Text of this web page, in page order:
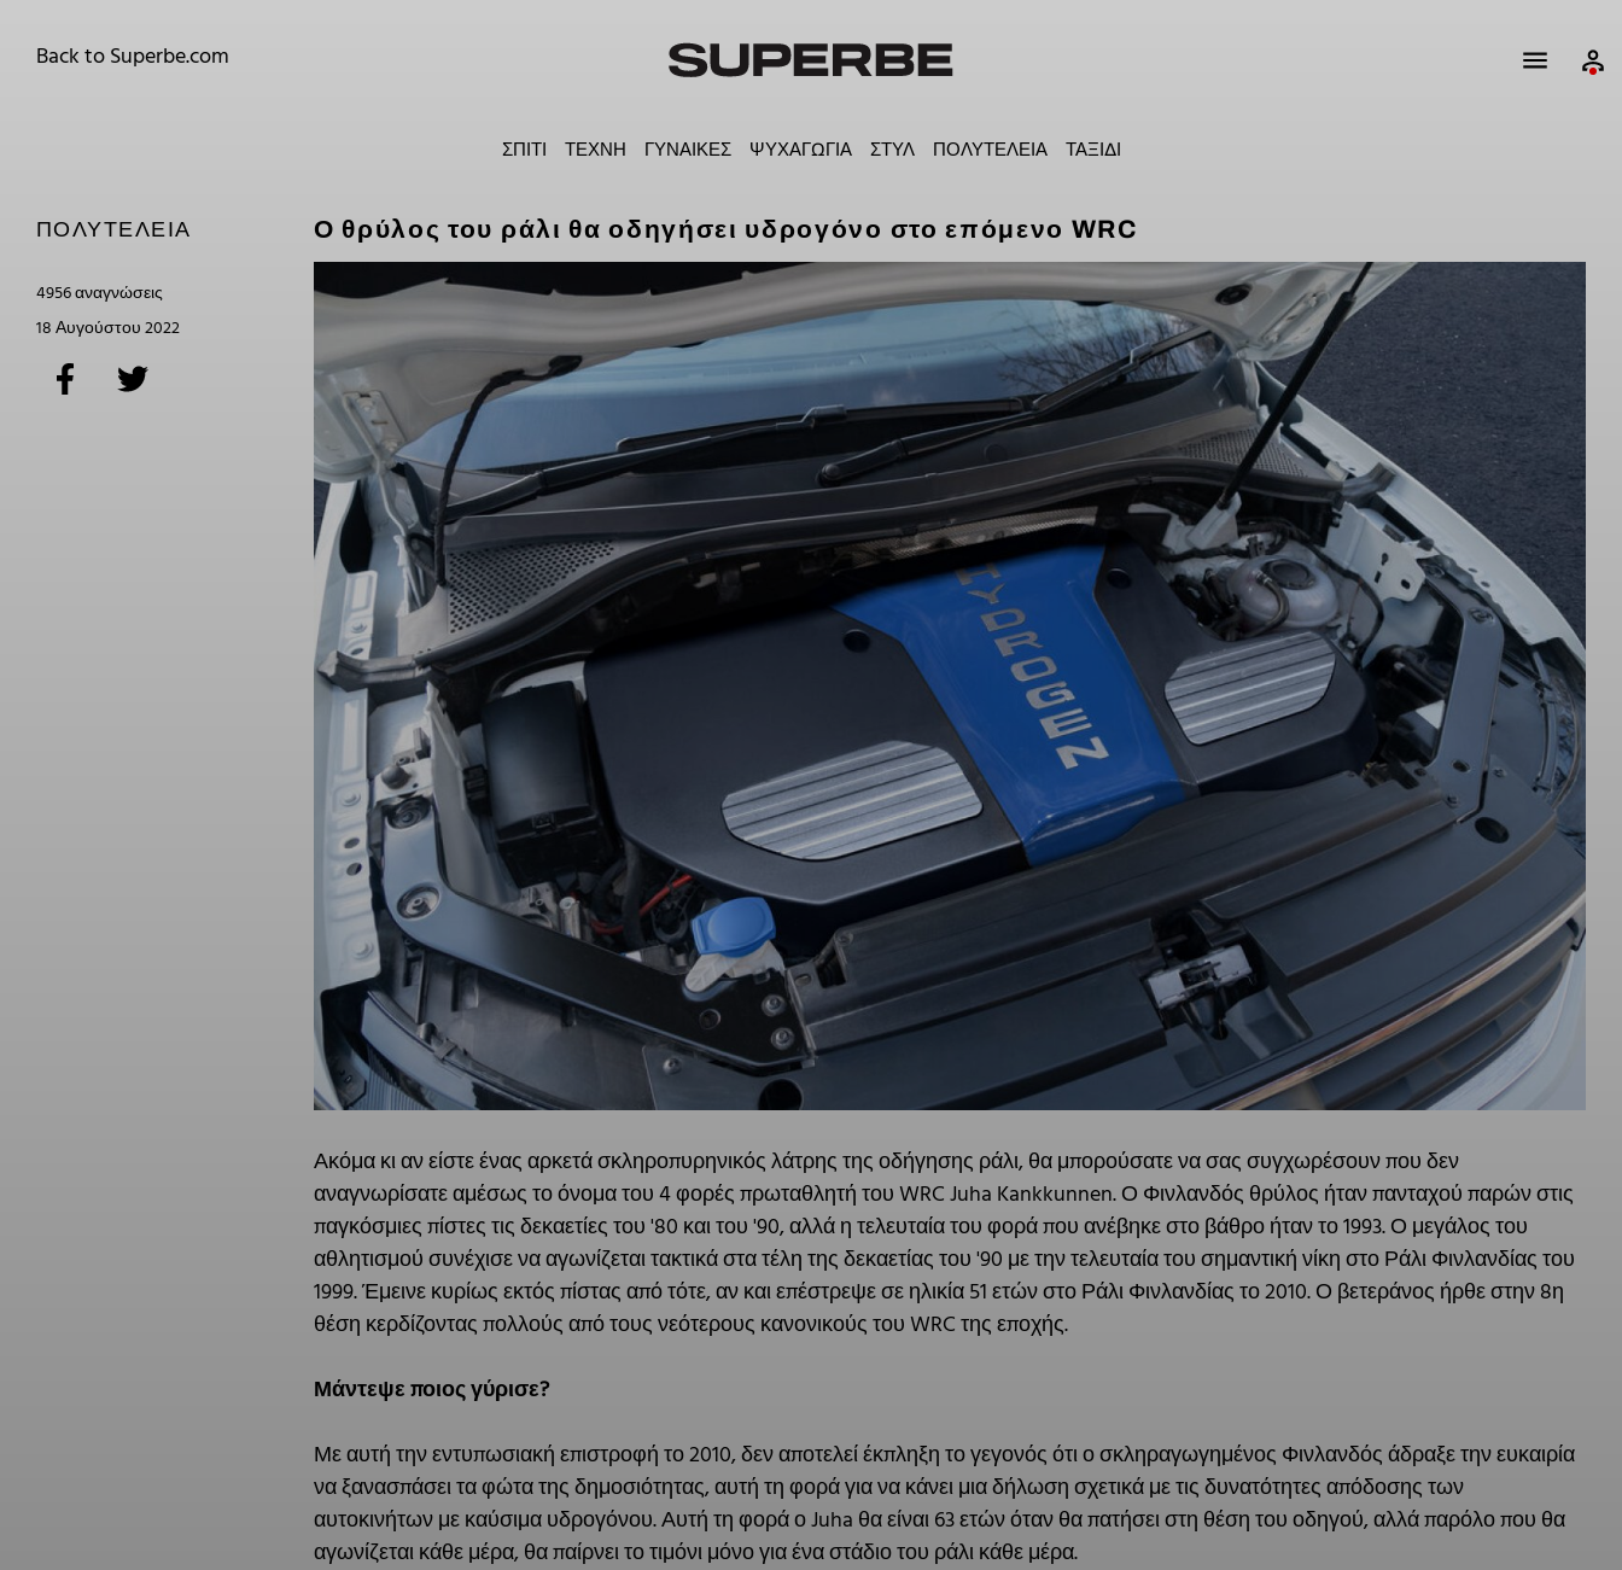
Back to Superbe.com
ΣΠΊΤΙ ΤΈΧΝΗ ΓΥΝΑΊΚΕΣ ΨΥΧΑΓΩΓΊΑ ΣΤΥΛ ΠΟΛΥΤΈΛΕΙΑ ΤΑΞΊΔΙ
Ο θρύλος του ράλι θα οδηγήσει υδρογόνο στο επόμενο WRC
Ακόμα κι αν είστε ένας αρκετά σκληροπυρηνικός λάτρης της οδήγησης ράλι, θα μπορούσατε να σας συγχωρέσουν που δεν
αναγνωρίσατε αμέσως το όνομα του 4 φορές πρωταθλητή του WRC Juha Kankkunnen. Ο Φινλανδός θρύλος ήταν πανταχού παρών στις
παγκόσμιες πίστες τις δεκαετίες του '80 και του '90, αλλά η τελευταία του φορά που ανέβηκε στο βάθρο ήταν το 1993. Ο μεγάλος του
αθλητισμού συνέχισε να αγωνίζεται τακτικά στα τέλη της δεκαετίας του '90 με την τελευταία του σημαντική νίκη στο Ράλι Φινλανδίας του
1999. Έμεινε κυρίως εκτός πίστας από τότε, αν και επέστρεψε σε ηλικία 51 ετών στο Ράλι Φινλανδίας το 2010. Ο βετεράνος ήρθε στην 8η
θέση κερδίζοντας πολλούς από τους νεότερους κανονικούς του WRC της εποχής.
Μάντεψε ποιος γύρισε?
Με αυτή την εντυπωσιακή επιστροφή το 2010, δεν αποτελεί έκπληξη το γεγονός ότι ο σκληραγωγημένος Φινλανδός άδραξε την ευκαιρία
να ξανασπάσει τα φώτα της δημοσιότητας, αυτή τη φορά για να κάνει μια δήλωση σχετικά με τις δυνατότητες απόδοσης των
αυτοκινήτων με καύσιμα υδρογόνου. Αυτή τη φορά ο Juha θα είναι 63 ετών όταν θα πατήσει στη θέση του οδηγού, αλλά παρόλο που θα
αγωνίζεται κάθε μέρα, θα παίρνει το τιμόνι μόνο για ένα στάδιο του ράλι κάθε μέρα.
ΠΟΛΥΤΈΛΕΙΑ
4956 αναγνώσεις
18 Αυγούστου 2022